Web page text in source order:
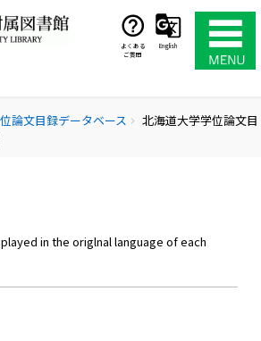
よくある
ご質問
English
論文目録データベース chevron_right
北海道大学学位論文目
in the origlnal language of each